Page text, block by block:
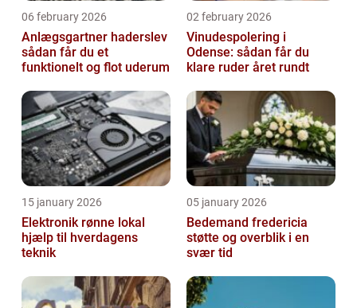
06 february 2026
Anlægsgartner haderslev
sådan får du et
funktionelt og flot uderum
02 february 2026
Vinudespolering i
Odense: sådan får du
klare ruder året rundt
15 january 2026
Elektronik rønne lokal
hjælp til hverdagens
teknik
05 january 2026
Bedemand fredericia
støtte og overblik i en
svær tid